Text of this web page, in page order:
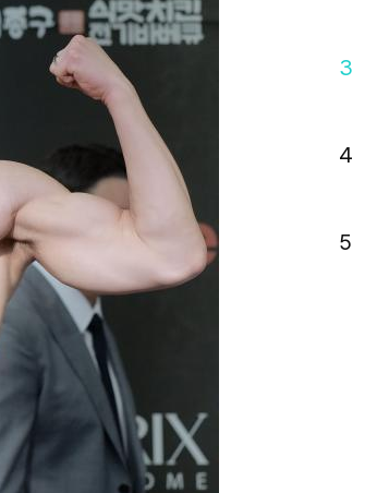
대
3
4
5